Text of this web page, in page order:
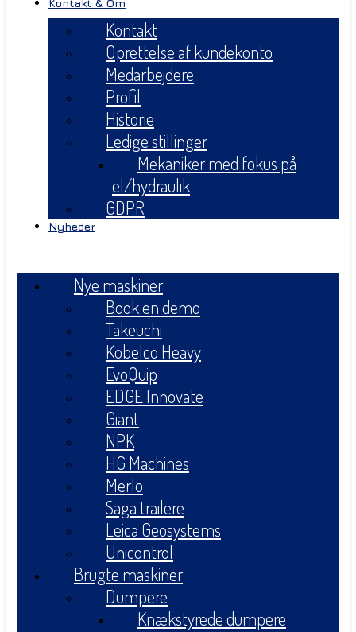
Kontakt & Om
Kontakt
Oprettelse af kundekonto
Medarbejdere
Profil
Historie
Ledige stillinger
Mekaniker med fokus på
el/hydraulik
GDPR
Nyheder
Nye maskiner
Book en demo
Takeuchi
Kobelco Heavy
EvoQuip
EDGE Innovate
Giant
NPK
HG Machines
Merlo
Saga trailere
Leica Geosystems
Unicontrol
Brugte maskiner
Dumpere
Knækstyrede dumpere